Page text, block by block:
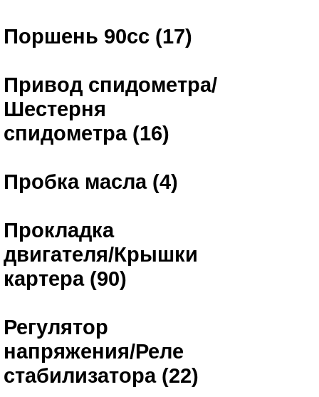
Поршень 90сс (17)
Привод спидометра/
Шестерня
спидометра (16)
Пробка масла (4)
Прокладка
двигателя/Крышки
картера (90)
Регулятор
напряжения/Реле
стабилизатора (22)